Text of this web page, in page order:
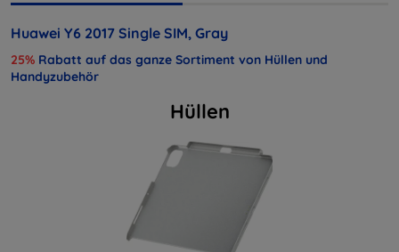
Huawei Y6 2017 Single SIM, Gray
25% Rabatt auf das ganze Sortiment von Hüllen und
Handyzubehör
Hüllen